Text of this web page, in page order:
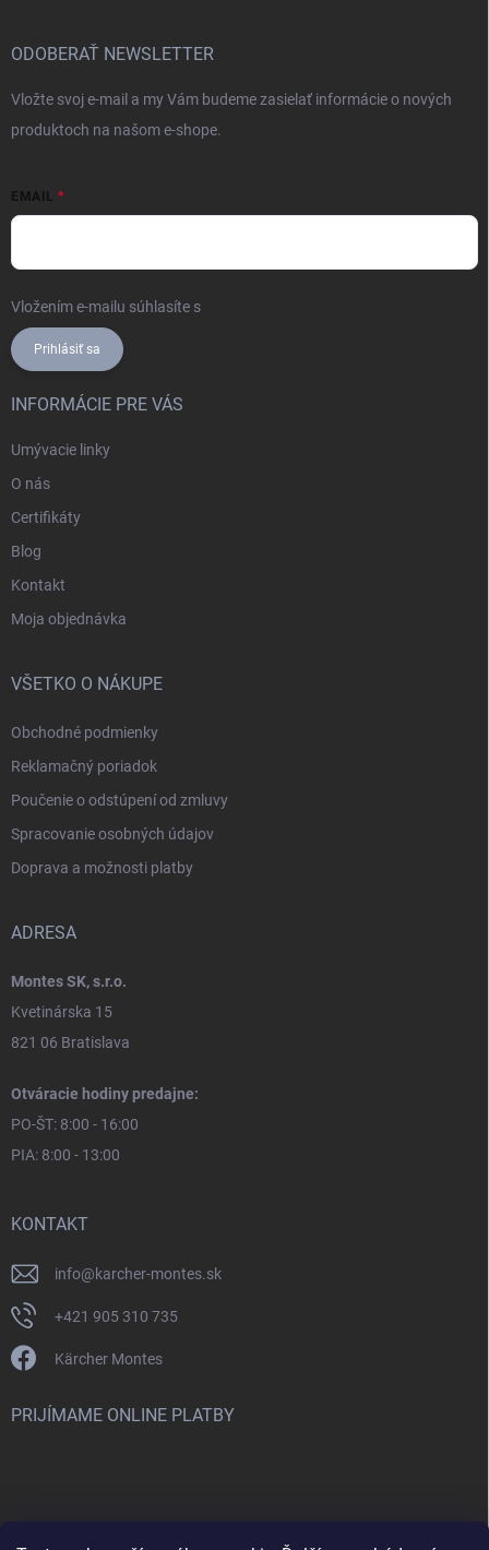
ODOBERAŤ NEWSLETTER
Vložte svoj e-mail a my Vám budeme zasielať informácie o nových
produktoch na našom e-shope.
EMAIL
Vložením e-mailu súhlasíte s
Prihlásiť sa
INFORMÁCIE PRE VÁS
Umývacie linky
O nás
Certifikáty
Blog
Kontakt
Moja objednávka
VŠETKO O NÁKUPE
Obchodné podmienky
Reklamačný poriadok
Poučenie o odstúpení od zmluvy
Spracovanie osobných údajov
Doprava a možnosti platby
ADRESA
Montes SK, s.r.o.
Kvetinárska 15
821 06 Bratislava
Otváracie hodiny predajne:
PO-ŠT: 8:00 - 16:00
PIA: 8:00 - 13:00
KONTAKT
info@karcher-montes.sk
+421 905 310 735
Kärcher Montes
PRIJÍMAME ONLINE PLATBY